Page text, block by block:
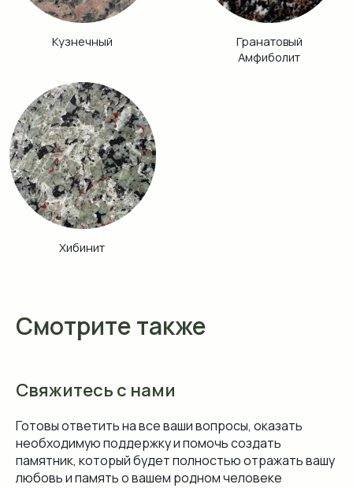
Смотрите также
Свяжитесь с нами
Готовы ответить на все ваши вопросы, оказать
необходимую поддержку и помочь создать
памятник, который будет полностью отражать вашу
любовь и память о вашем родном человеке